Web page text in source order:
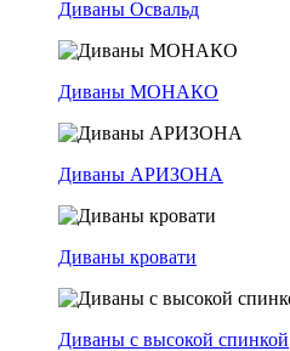
Диваны Освальд
Диваны МОНАКО
Диваны АРИЗОНА
Диваны кровати
Диваны с высокой спинкой